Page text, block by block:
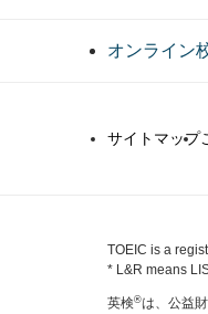
オンライン
サイトマップ
TOEIC is a
* L&R means
英検®は、公益